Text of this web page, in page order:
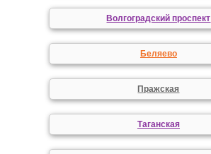
Волгоградский проспект
Беляево
Пражская
Таганская